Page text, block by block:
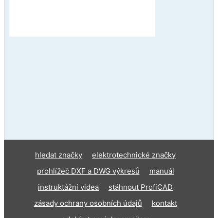
hledat značky
elektrotechnické značky
prohlížeč DXF a DWG výkresů
manuál
instruktážní videa
stáhnout ProfiCAD
zásady ochrany osobních údajů
kontakt